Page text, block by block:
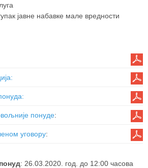
јавне набавке мале вредности
:
:
понуде:
уговору:
: 26.03.2020. год. до 12:00 часова